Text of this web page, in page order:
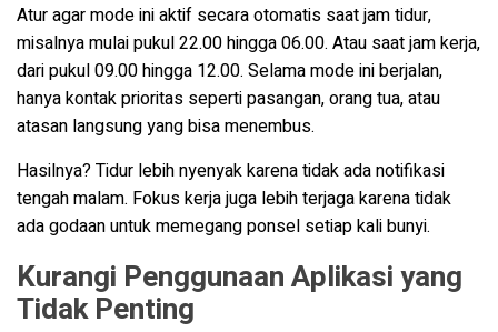
Atur agar mode ini aktif secara otomatis saat jam tidur,
misalnya mulai pukul 22.00 hingga 06.00. Atau saat jam kerja,
dari pukul 09.00 hingga 12.00. Selama mode ini berjalan,
hanya kontak prioritas seperti pasangan, orang tua, atau
atasan langsung yang bisa menembus.
Hasilnya? Tidur lebih nyenyak karena tidak ada notifikasi
tengah malam. Fokus kerja juga lebih terjaga karena tidak
ada godaan untuk memegang ponsel setiap kali bunyi.
Kurangi Penggunaan Aplikasi yang
Tidak Penting